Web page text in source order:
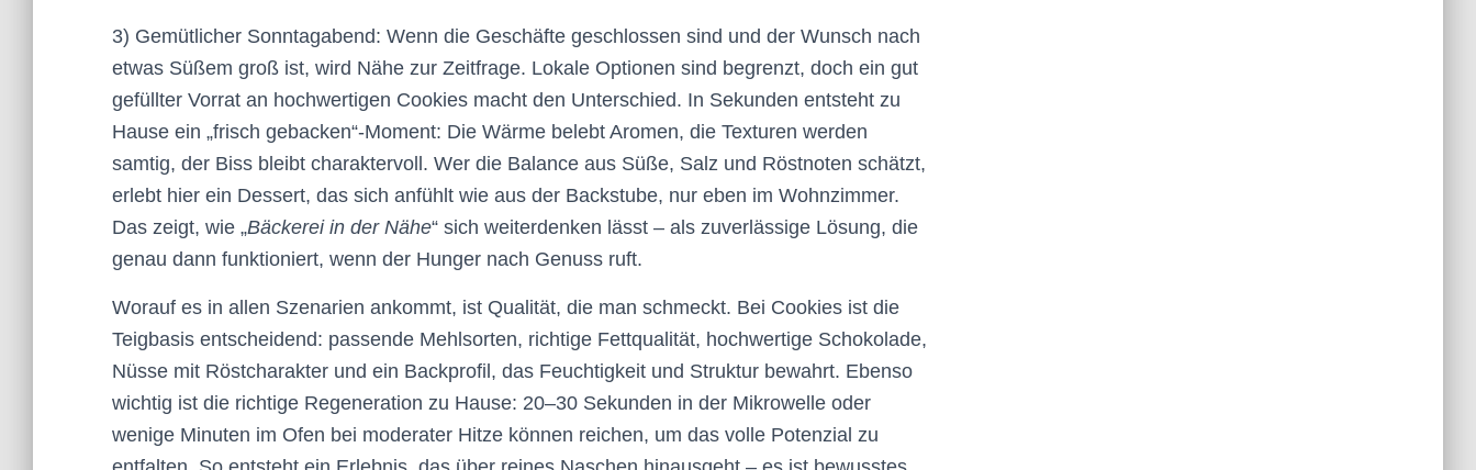
3) Gemütlicher Sonntagabend: Wenn die Geschäfte geschlossen sind und der Wunsch nach
etwas Süßem groß ist, wird Nähe zur Zeitfrage. Lokale Optionen sind begrenzt, doch ein gut
gefüllter Vorrat an hochwertigen Cookies macht den Unterschied. In Sekunden entsteht zu
Hause ein „frisch gebacken“-Moment: Die Wärme belebt Aromen, die Texturen werden
samtig, der Biss bleibt charaktervoll. Wer die Balance aus Süße, Salz und Röstnoten schätzt,
erlebt hier ein Dessert, das sich anfühlt wie aus der Backstube, nur eben im Wohnzimmer.
Das zeigt, wie „Bäckerei in der Nähe“ sich weiterdenken lässt – als zuverlässige Lösung, die
genau dann funktioniert, wenn der Hunger nach Genuss ruft.
Worauf es in allen Szenarien ankommt, ist Qualität, die man schmeckt. Bei Cookies ist die
Teigbasis entscheidend: passende Mehlsorten, richtige Fettqualität, hochwertige Schokolade,
Nüsse mit Röstcharakter und ein Backprofil, das Feuchtigkeit und Struktur bewahrt. Ebenso
wichtig ist die richtige Regeneration zu Hause: 20–30 Sekunden in der Mikrowelle oder
wenige Minuten im Ofen bei moderater Hitze können reichen, um das volle Potenzial zu